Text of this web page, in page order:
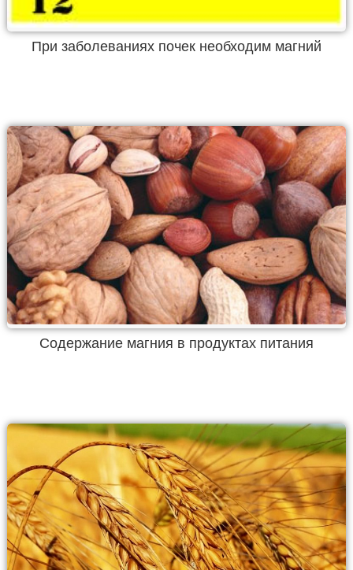
При заболеваниях почек необходим магний
Содержание магния в продуктах питания